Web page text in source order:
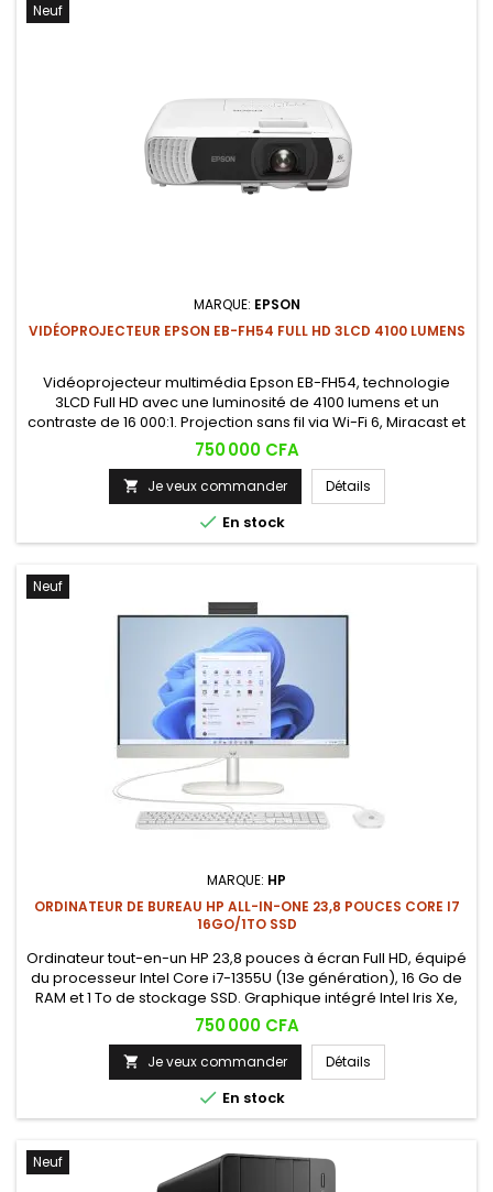
Neuf
MARQUE: EPSON
VIDÉOPROJECTEUR EPSON EB-FH54 FULL HD 3LCD 4100 LUMENS
Vidéoprojecteur multimédia Epson EB-FH54, technologie
3LCD Full HD avec une luminosité de 4100 lumens et un
contraste de 16 000:1. Projection sans fil via Wi-Fi 6, Miracast et
Apple AirPlay 2, pour des présentations professionnelles
nettes même en salle éclairée.
Prix
750 000 CFA
 Je veux commander Détails
 En stock
Neuf
MARQUE: HP
ORDINATEUR DE BUREAU HP ALL-IN-ONE 23,8 POUCES CORE I7
16GO/1TO SSD
Ordinateur tout-en-un HP 23,8 pouces à écran Full HD, équipé
du processeur Intel Core i7-1355U (13e génération), 16 Go de
RAM et 1 To de stockage SSD. Graphique intégré Intel Iris Xe,
caméra intégrée et connectivité complète pour un usage
professionnel comme personnel.
Prix
750 000 CFA
 Je veux commander Détails
 En stock
Neuf